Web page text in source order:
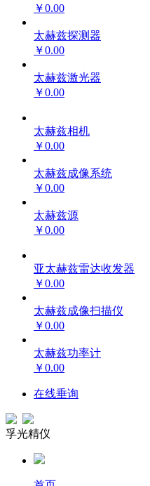
￥0.00
太赫兹探测器
￥0.00
太赫兹激光器
￥0.00
太赫兹相机
￥0.00
太赫兹成像系统
￥0.00
太赫兹源
￥0.00
亚太赫兹雷达收发器
￥0.00
太赫兹成像扫描仪
￥0.00
太赫兹功率计
￥0.00
在线垂询
孚光精仪